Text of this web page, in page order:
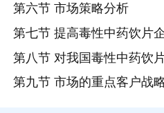
第六节 市场策略分析
第七节 提高毒性中药饮片
第八节 对我国毒性中药饮
第九节 市场的重点客户战